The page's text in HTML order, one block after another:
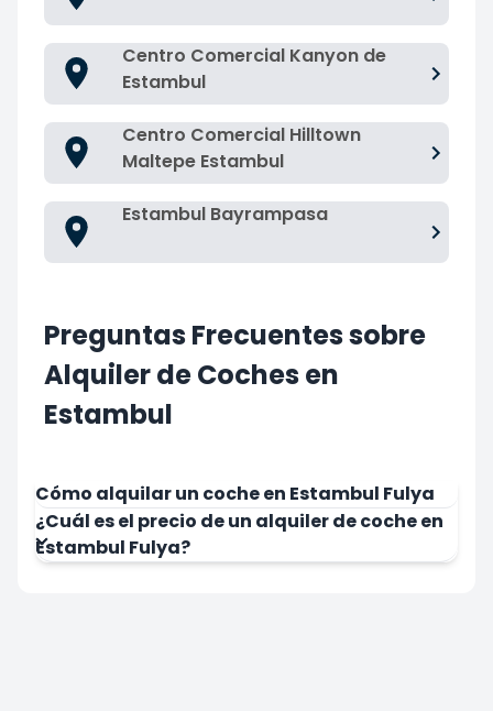
Centro Comercial Kanyon de
Estambul
Centro Comercial Hilltown
Maltepe Estambul
Estambul Bayrampasa
Preguntas Frecuentes sobre
Alquiler de Coches en
Estambul
Cómo alquilar un coche en Estambul Fulya
¿Cuál es el precio de un alquiler de coche en
Estambul Fulya?